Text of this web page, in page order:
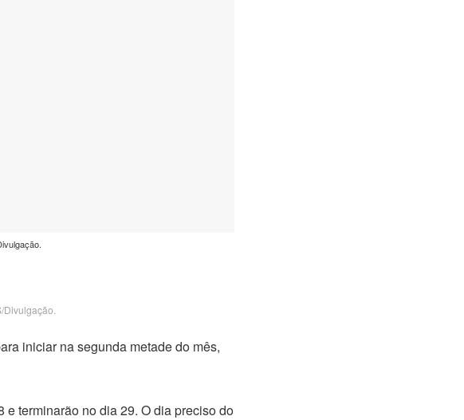
iniciar na segunda metade do mês,
terminarão no dia 29. O dia preciso do